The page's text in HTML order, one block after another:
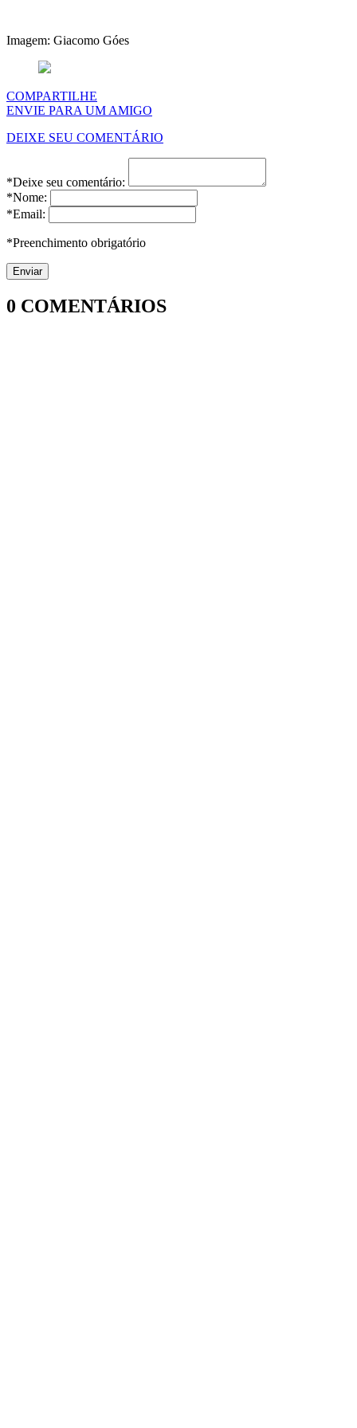
Imagem: Giacomo Góes
COMPARTILHE
ENVIE PARA UM AMIGO
DEIXE SEU COMENTÁRIO
*Deixe seu comentário:
*Nome:
*Email:
*Preenchimento obrigatório
0 COMENTÁRIOS